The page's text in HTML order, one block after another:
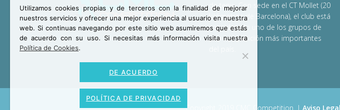
de tenis. Con sede en el CT Mollet (20
kilómetros de Barcelona), el club está
considerado uno de los grupos de
alta competición más importantes
Copyright 2019 CMC Competition. | Aviso Legal
Utilizamos cookies propias y de terceros con la finalidad de mejorar
nuestros servicios y ofrecer una mejor experiencia al usuario en nuestra
web. Si continuas navegando por este sitio web asumiremos que estás
de acuerdo con su uso. Si necesitas más información visita nuestra
Política de Cookies.
DE ACUERDO
POLÍTICA DE PRIVACIDAD